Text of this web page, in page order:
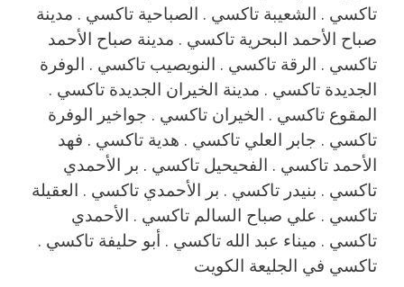
تاكسي . الشعيبة تاكسي . الصباحية تاكسي . مدينة
صباح الأحمد البحرية تاكسي . مدينة صباح الأحمد
تاكسي . الرقة تاكسي . النويصيب تاكسي . الوفرة
الجديدة تاكسي . مدينة الخيران الجديدة تاكسي .
المقوع تاكسي . الخيران تاكسي . جواخير الوفرة
تاكسي . جابر العلي تاكسي . هدية تاكسي . فهد
الأحمد تاكسي . الفحيحيل تاكسي . بر الأحمدي
تاكسي . بنيدر تاكسي . بر الأحمدي تاكسي . العقيلة
تاكسي . علي صباح السالم تاكسي . الأحمدي
تاكسي . ميناء عبد الله تاكسي . أبو حليفة تاكسي .
تاكسي في الجليعة الكويت